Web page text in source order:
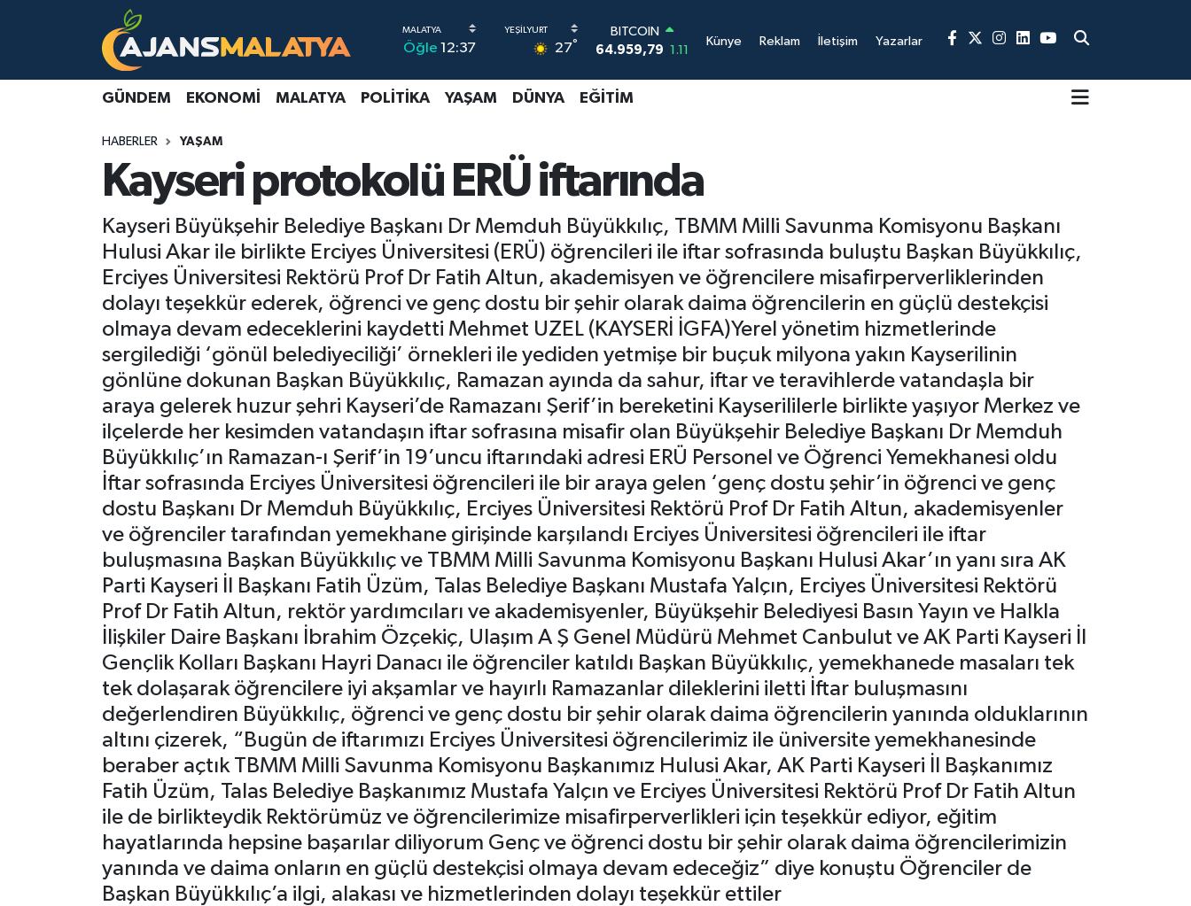
Öğle 12:37 27°
47,7436
EURO
55,2510
6660.55
0.03
BİST100
Künye Reklam İletişim Yazarlar
GÜNDEM EKONOMI MALATYA POLITIKA YAŞAM DÜNYA EĞITIM
HABERLER YAŞAM
Kayseri protokolü ERÜ iftarında
Kayseri Büyükşehir Belediye Başkanı Dr Memduh Büyükkılıç, TBMM Milli Savunma Komisyonu Başkanı
Hulusi Akar ile birlikte Erciyes Üniversitesi (ERÜ) öğrencileri ile iftar sofrasında buluştu Başkan Büyükkılıç,
Erciyes Üniversitesi Rektörü Prof Dr Fatih Altun, akademisyen ve öğrencilere misafirperverliklerinden
dolayı teşekkür ederek, öğrenci ve genç dostu bir şehir olarak daima öğrencilerin en güçlü destekçisi
olmaya devam edeceklerini kaydetti Mehmet UZEL (KAYSERİ İGFA)Yerel yönetim hizmetlerinde
sergilediği ‘gönül belediyeciliği’ örnekleri ile yediden yetmişe bir buçuk milyona yakın Kayserilinin
gönlüne dokunan Başkan Büyükkılıç, Ramazan ayında da sahur, iftar ve teravihlerde vatandaşla bir
araya gelerek huzur şehri Kayseri’de Ramazanı Şerif’in bereketini Kayserililerle birlikte yaşıyor Merkez ve
ilçelerde her kesimden vatandaşın iftar sofrasına misafir olan Büyükşehir Belediye Başkanı Dr Memduh
Büyükkılıç’ın Ramazan-ı Şerif’in 19’uncu iftarındaki adresi ERÜ Personel ve Öğrenci Yemekhanesi oldu
İftar sofrasında Erciyes Üniversitesi öğrencileri ile bir araya gelen ‘genç dostu şehir’in öğrenci ve genç
dostu Başkanı Dr Memduh Büyükkılıç, Erciyes Üniversitesi Rektörü Prof Dr Fatih Altun, akademisyenler
ve öğrenciler tarafından yemekhane girişinde karşılandı Erciyes Üniversitesi öğrencileri ile iftar
buluşmasına Başkan Büyükkılıç ve TBMM Milli Savunma Komisyonu Başkanı Hulusi Akar’ın yanı sıra AK
Parti Kayseri İl Başkanı Fatih Üzüm, Talas Belediye Başkanı Mustafa Yalçın, Erciyes Üniversitesi Rektörü
Prof Dr Fatih Altun, rektör yardımcıları ve akademisyenler, Büyükşehir Belediyesi Basın Yayın ve Halkla
İlişkiler Daire Başkanı İbrahim Özçekiç, Ulaşım A Ş Genel Müdürü Mehmet Canbulut ve AK Parti Kayseri İl
Gençlik Kolları Başkanı Hayri Danacı ile öğrenciler katıldı Başkan Büyükkılıç, yemekhanede masaları tek
tek dolaşarak öğrencilere iyi akşamlar ve hayırlı Ramazanlar dileklerini iletti İftar buluşmasını
değerlendiren Büyükkılıç, öğrenci ve genç dostu bir şehir olarak daima öğrencilerin yanında olduklarının
altını çizerek, “Bugün de iftarımızı Erciyes Üniversitesi öğrencilerimiz ile üniversite yemekhanesinde
beraber açtık TBMM Milli Savunma Komisyonu Başkanımız Hulusi Akar, AK Parti Kayseri İl Başkanımız
Fatih Üzüm, Talas Belediye Başkanımız Mustafa Yalçın ve Erciyes Üniversitesi Rektörü Prof Dr Fatih Altun
ile de birlikteydik Rektörümüz ve öğrencilerimize misafirperverlikleri için teşekkür ediyor, eğitim
hayatlarında hepsine başarılar diliyorum Genç ve öğrenci dostu bir şehir olarak daima öğrencilerimizin
yanında ve daima onların en güçlü destekçisi olmaya devam edeceğiz” diye konuştu Öğrenciler de
Başkan Büyükkılıç’a ilgi, alakası ve hizmetlerinden dolayı teşekkür ettiler
Gündem
Kültür & Sanat
Magazin
Politika
Teknoloji
Malatya Nöbetçi Eczaneler
Malatya Trafik Yoğunluk Haritası
TFF 3.Lig 2.Grup Puan Durumu ve Fikstür
Tüm Manşetler
Son Dakika Haberleri
Haber Arşivi